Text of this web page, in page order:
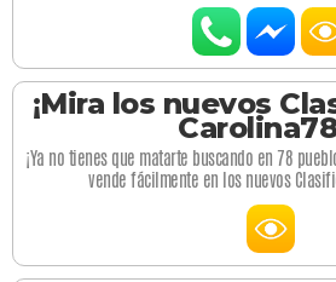
¡Mira los nuevos
¡Ya no tienes que matarte buscando en 78
vende fácilmente en los nuevos